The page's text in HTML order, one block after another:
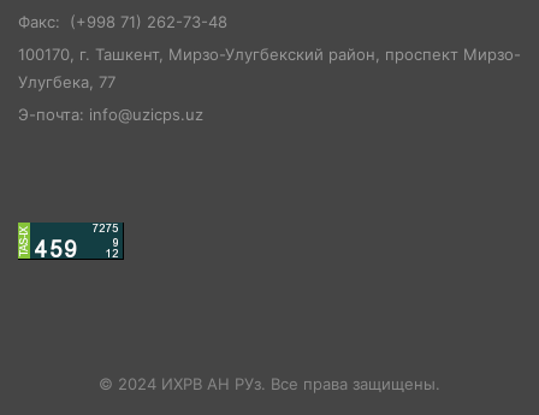
Факс: (+998 71) 262-73-48
100170, г. Ташкент, Мирзо-Улугбекский район, проспект Мирзо-
Улугбека, 77
Э-почта: info@uzicps.uz
© 2024 ИХРВ АН РУз. Все права защищены.